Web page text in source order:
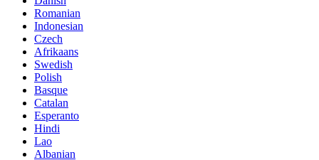
Romanian
Indonesian
Czech
Afrikaans
Swedish
Polish
Basque
Catalan
Esperanto
Hindi
Lao
Albanian